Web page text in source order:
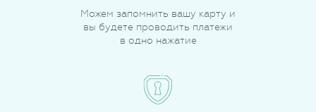
Можем запомнить вашу карту и
вы будете проводить платежи
в одно нажатие